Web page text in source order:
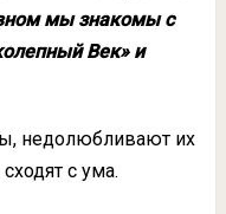
мы знакомы с
Век» и
недолюбливают их
с ума.